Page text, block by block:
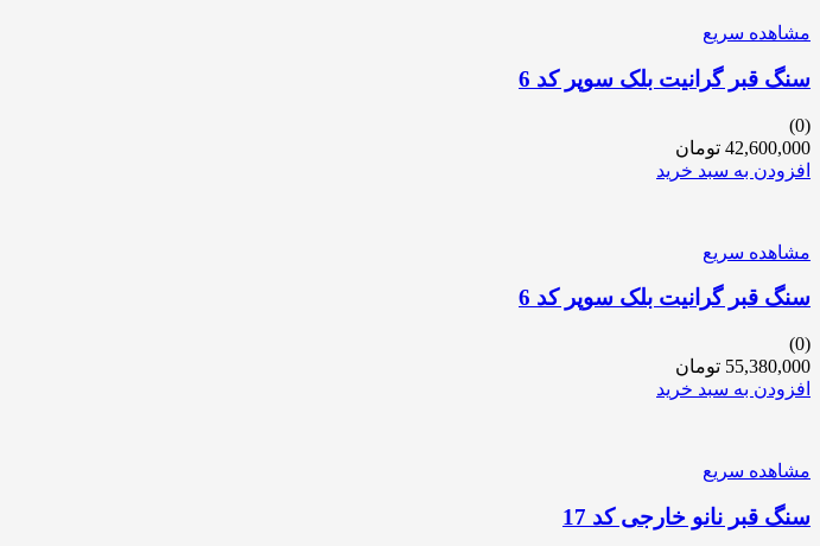
مشاهده سریع
سنگ قبر گرانیت بلک سوپر کد 6
(0)
42,600,000 تومان
افزودن به سبد خرید
مشاهده سریع
سنگ قبر گرانیت بلک سوپر کد 6
(0)
55,380,000 تومان
افزودن به سبد خرید
مشاهده سریع
سنگ قبر نانو خارجی کد 17